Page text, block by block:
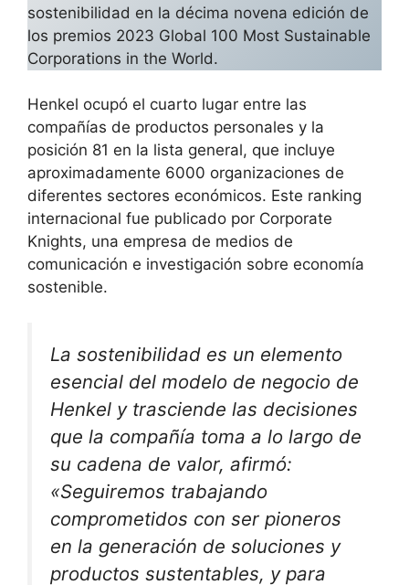
sostenibilidad en la décima novena edición de
los premios 2023 Global 100 Most Sustainable
Corporations in the World.
Henkel ocupó el cuarto lugar entre las
compañías de productos personales y la
posición 81 en la lista general, que incluye
aproximadamente 6000 organizaciones de
diferentes sectores económicos. Este ranking
internacional fue publicado por Corporate
Knights, una empresa de medios de
comunicación e investigación sobre economía
sostenible.
La sostenibilidad es un elemento
esencial del modelo de negocio de
Henkel y trasciende las decisiones
que la compañía toma a lo largo de
su cadena de valor, afirmó:
«Seguiremos trabajando
comprometidos con ser pioneros
en la generación de soluciones y
productos sustentables, y para